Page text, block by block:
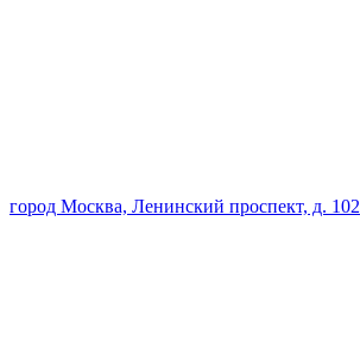
город Москва, Ленинский проспект, д. 102